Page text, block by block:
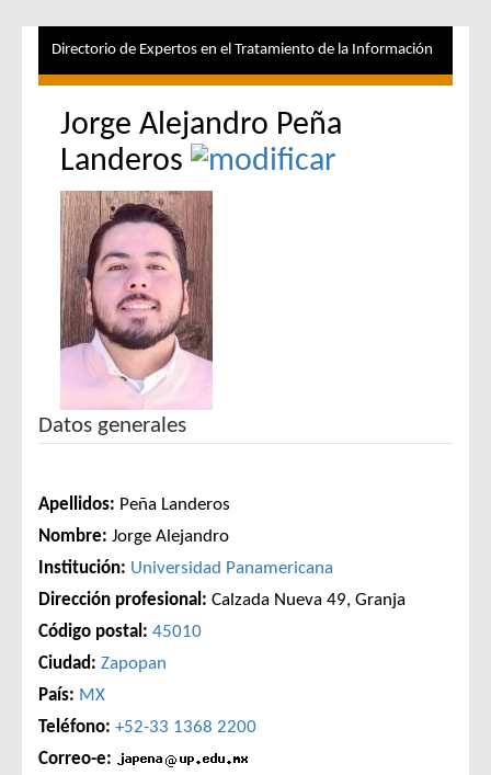
Directorio de Expertos en el Tratamiento de la Información
Jorge Alejandro Peña
Landeros
Datos generales
Apellidos: Peña Landeros
Nombre: Jorge Alejandro
Institución: Universidad Panamericana
Dirección profesional: Calzada Nueva 49, Granja
Código postal: 45010
Ciudad: Zapopan
País: MX
Teléfono: +52-33 1368 2200
Correo-e: